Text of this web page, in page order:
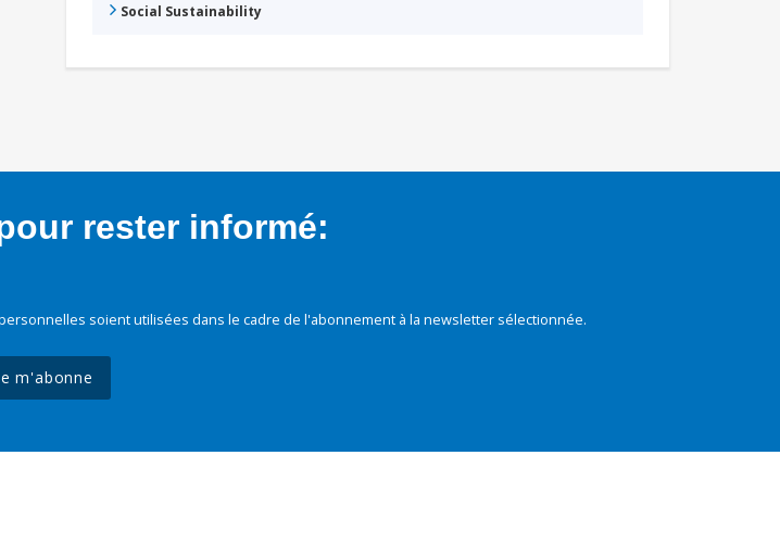
Social Sustainability
rester informé:
soient utilisées dans le cadre de l'abonnement à la newsletter sélectionnée.
m'abonne